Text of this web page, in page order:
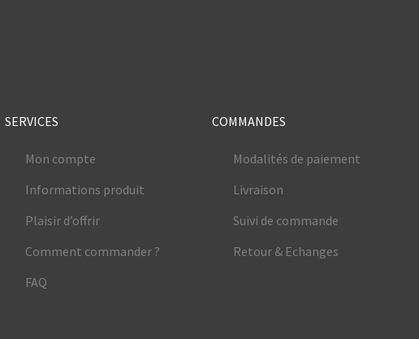
SERVICES
Mon compte
Informations produit
Plaisir d’offrir
Comment commander ?
FAQ
COMMANDES
Modalités de paiement
Livraison
Suivi de commande
Retour & Echanges